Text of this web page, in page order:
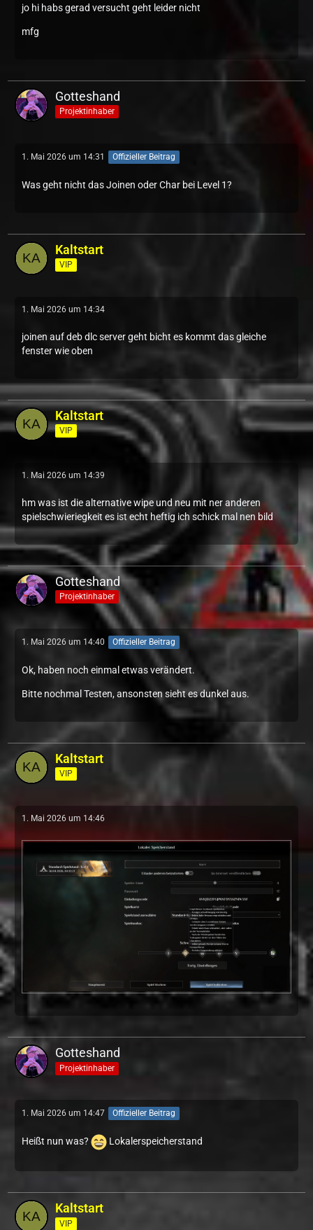
jo hi habs gerad versucht geht leider nicht
mfg
Gotteshand
Projektinhaber
1. Mai 2026 um 14:31 Offizieller Beitrag
Was geht nicht das Joinen oder Char bei Level 1?
Kaltstart
VIP
1. Mai 2026 um 14:34
joinen auf deb dlc server geht bicht es kommt das gleiche
fenster wie oben
Kaltstart
VIP
1. Mai 2026 um 14:39
hm was ist die alternative wipe und neu mit ner anderen
spielschwieriegkeit es ist echt heftig ich schick mal nen bild
Gotteshand
Projektinhaber
1. Mai 2026 um 14:40 Offizieller Beitrag
Ok, haben noch einmal etwas verändert.
Bitte nochmal Testen, ansonsten sieht es dunkel aus.
Kaltstart
VIP
1. Mai 2026 um 14:46
Gotteshand
Projektinhaber
1. Mai 2026 um 14:47 Offizieller Beitrag
Heißt nun was? Lokalerspeicherstand
Kaltstart
VIP